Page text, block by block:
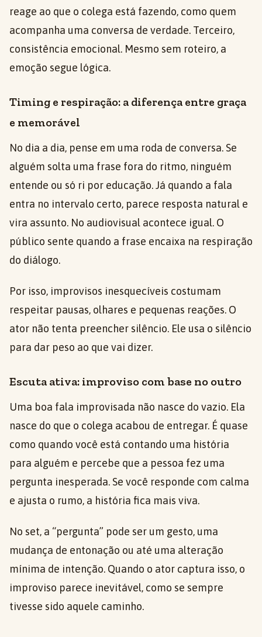
reage ao que o colega está fazendo, como quem
acompanha uma conversa de verdade. Terceiro,
consistência emocional. Mesmo sem roteiro, a
emoção segue lógica.
Timing e respiração: a diferença entre graça
e memorável
No dia a dia, pense em uma roda de conversa. Se
alguém solta uma frase fora do ritmo, ninguém
entende ou só ri por educação. Já quando a fala
entra no intervalo certo, parece resposta natural e
vira assunto. No audiovisual acontece igual. O
público sente quando a frase encaixa na respiração
do diálogo.
Por isso, improvisos inesquecíveis costumam
respeitar pausas, olhares e pequenas reações. O
ator não tenta preencher silêncio. Ele usa o silêncio
para dar peso ao que vai dizer.
Escuta ativa: improviso com base no outro
Uma boa fala improvisada não nasce do vazio. Ela
nasce do que o colega acabou de entregar. É quase
como quando você está contando uma história
para alguém e percebe que a pessoa fez uma
pergunta inesperada. Se você responde com calma
e ajusta o rumo, a história fica mais viva.
No set, a “pergunta” pode ser um gesto, uma
mudança de entonação ou até uma alteração
mínima de intenção. Quando o ator captura isso, o
improviso parece inevitável, como se sempre
tivesse sido aquele caminho.